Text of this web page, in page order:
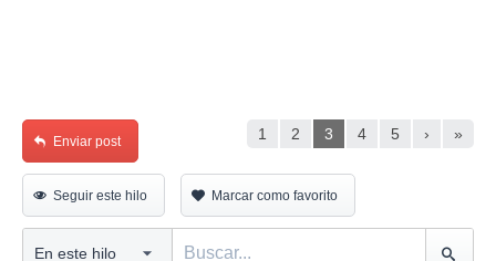
1 2 3 4 5 › »
Enviar post
Seguir este hilo Marcar como favorito